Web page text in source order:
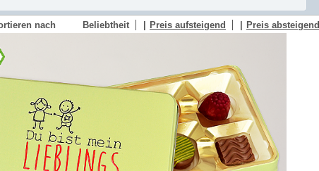
nach Beliebtheit Preis aufsteigend Preis absteigend